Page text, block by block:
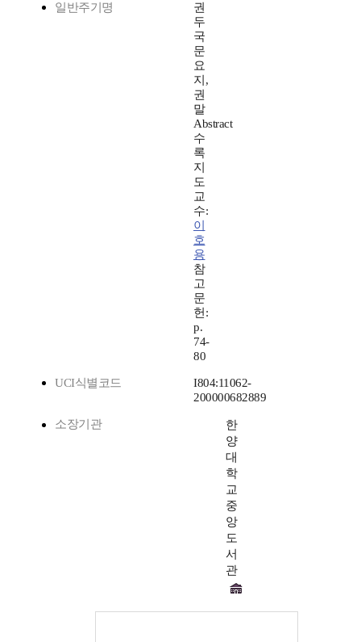
일반주기명
권
두
국
문
요
지,
권
말
Abstract
수
록
지
도
교
수:
이
호
용
참
고
문
헌:
p.
74-
80
UCI식별코드
I804:11062-
200000682889
소장기관
한
양
대
학
교
중
앙
도
서
관